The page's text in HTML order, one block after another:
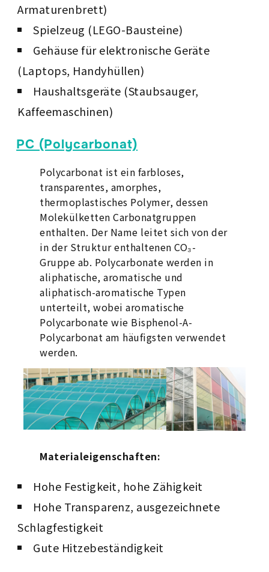
Armaturenbrett)
Spielzeug (LEGO-Bausteine)
Gehäuse für elektronische Geräte
(Laptops, Handyhüllen)
Haushaltsgeräte (Staubsauger,
Kaffeemaschinen)
PC (Polycarbonat)
Polycarbonat ist ein farbloses,
transparentes, amorphes,
thermoplastisches Polymer, dessen
Molekülketten Carbonatgruppen
enthalten. Der Name leitet sich von der
in der Struktur enthaltenen CO₃-
Gruppe ab. Polycarbonate werden in
aliphatische, aromatische und
aliphatisch-aromatische Typen
unterteilt, wobei aromatische
Polycarbonate wie Bisphenol-A-
Polycarbonat am häufigsten verwendet
werden.
Materialeigenschaften:
Hohe Festigkeit, hohe Zähigkeit
Hohe Transparenz, ausgezeichnete
Schlagfestigkeit
Gute Hitzebeständigkeit